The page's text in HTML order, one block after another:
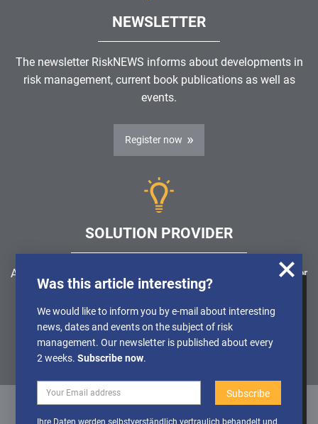
We use cookies to obtain anonymised
information about the use of our website, so
that we can constantly improve our offer.
Further Details can be found in our
Activate cookies
NEWSLETTER
The newsletter RiskNEWS informs about developments in
risk management, current book publications as well as
events.
Register now
SOLUTION PROVIDER
Are you looking for a software solution or a service provider
in the field of risk management, GRC, ICS or ISMS?
Find a solution provider
Was this article interesting?
We would like to inform you by e-mail about interesting
news, dates and events on the subject of risk
management. Our newsletter is published about every
2 weeks.Subscribe now.
Ihre Daten werden selbstverständlich vertraulich behandelt und